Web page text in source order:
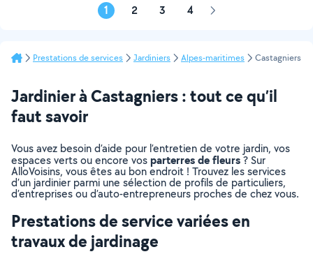
1 2 3 4 Page
Prestations de services Jardiniers Alpes-maritimes Castagniers
Jardinier à Castagniers : tout ce qu’il
faut savoir
Vous avez besoin d’aide pour l’entretien de votre jardin, vos
espaces verts ou encore vosparterres de fleurs? Sur
AlloVoisins, vous êtes au bon endroit ! Trouvez les services
d’un jardinier parmi une sélection de profils de particuliers,
d’entreprises ou d’auto-entrepreneurs proches de chez vous.
Prestations de service variées en
travaux de jardinage